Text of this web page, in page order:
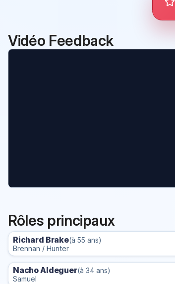
Vidéo Feedback
Rôles principaux
Richard Brake(à 55 ans)
Brennan / Hunter
Nacho Aldeguer(à 34 ans)
Samuel